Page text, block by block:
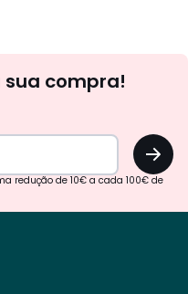
sua compra!
OK
redução de 10€ a cada 100€ de